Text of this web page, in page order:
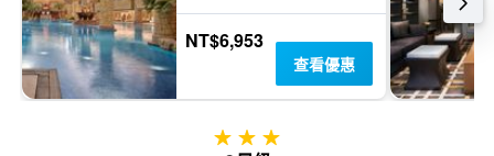
NT$6,953
查看優惠
3星級